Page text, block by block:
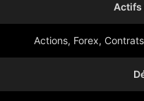
Actifs
Actions, Forex,